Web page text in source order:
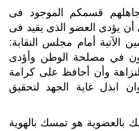
قسمكم الموجود فى
على أن يؤدى العضو الذى يقيد فى
الآتية أمام مجلس النقابة:
في مصلحة الوطن وأؤدى
وأن أحافظ على كرامة
ابذل غاية الجهد لتحقيق
بالعضوية هو تمسك بالهوية